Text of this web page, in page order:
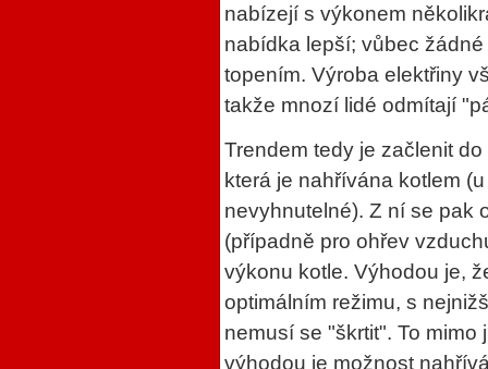
nabízejí s výkonem
nabídka lepší; vůbec
topením. Výroba elektřiny
takže mnozí lidé odmítají
Trendem tedy je začlenit
která je nahřívána kotlem
nevyhnutelné). Z ní se pak
(případně pro ohřev
výkonu kotle. Výhodou je,
optimálním režimu, s
nemusí se "škrtit". To
výhodou je možnost